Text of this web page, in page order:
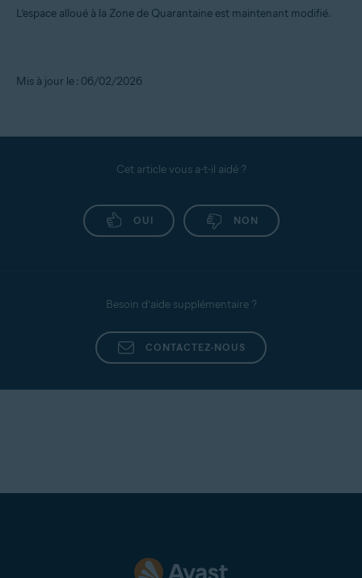
L’espace alloué à la Zone de Quarantaine est maintenant modifié.
Mis à jour le : 06/02/2026
Cet article vous a-t-il aidé ?
OUI NON
Besoin d’aide supplémentaire ?
CONTACTEZ-NOUS